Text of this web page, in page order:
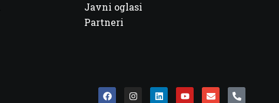
Javni oglasi
Partneri